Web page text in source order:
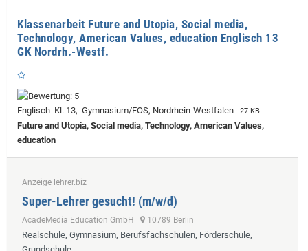
Klassenarbeit Future and Utopia, Social media,
Technology, American Values, education Englisch 13
GK Nordrh.-Westf.
Englisch Kl. 13, Gymnasium/FOS, Nordrhein-Westfalen 27 KB
Future and Utopia, Social media, Technology, American Values,
education
Anzeige lehrer.biz
Super-Lehrer gesucht! (m/w/d)
AcadeMedia Education GmbH 10789 Berlin
Realschule, Gymnasium, Berufsfachschulen, Förderschule,
Grundschule